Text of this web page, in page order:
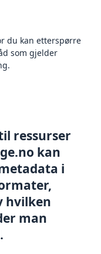
du kan etterspørre
som gjelder
ressurser
kan
i
hvilken
man